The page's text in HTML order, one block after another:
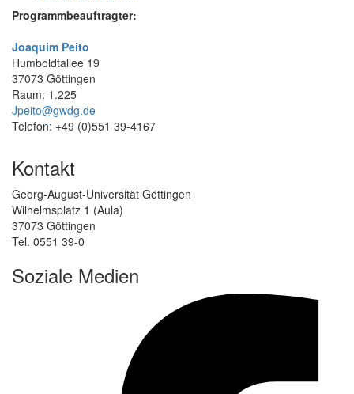
Programmbeauftragter:
Joaquim Peito
Humboldtallee 19
37073 Göttingen
Raum: 1.225
Jpeito@gwdg.de
Telefon: +49 (0)551 39-4167
Kontakt
Georg-August-Universität Göttingen
Wilhelmsplatz 1 (Aula)
37073 Göttingen
Tel. 0551 39-0
Soziale Medien